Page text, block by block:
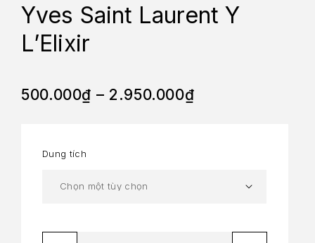
Yves Saint Laurent Y
L’Elixir
500.000₫ – 2.950.000₫
Dung tích